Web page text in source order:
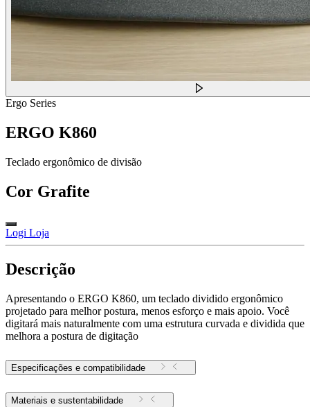
Ergo Series
ERGO K860
Teclado ergonômico de divisão
Cor Grafite
Logi Loja
Descrição
Apresentando o ERGO K860, um teclado dividido ergonômico
projetado para melhor postura, menos esforço e mais apoio. Você
digitará mais naturalmente com uma estrutura curvada e dividida que
melhora a postura de digitação
Especificações e compatibilidade
Materiais e sustentabilidade